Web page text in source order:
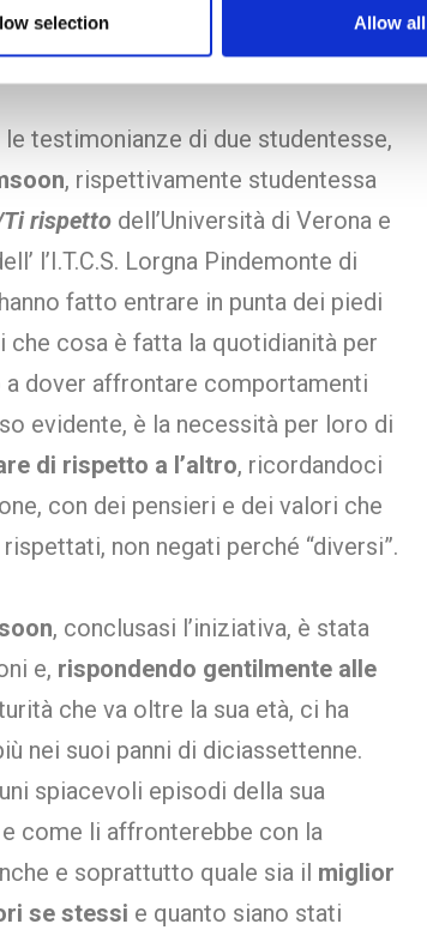
selection Allow all
costituzionali, tra cui il
vostra azione quotidiana».
testimonianze di due studentesse,
, rispettivamente studentessa
rispetto dell’Università di Verona e
l’I.T.C.S. Lorgna Pindemonte di
fatto entrare in punta dei piedi
cosa è fatta la quotidianità per
dover affrontare comportamenti
evidente, è la necessità per loro di
di rispetto a l’altro, ricordandoci
con dei pensieri e dei valori che
non negati perché “diversi”.
, conclusasi l’iniziativa, è stata
e, rispondendo gentilmente alle
che va oltre la sua età, ci ha
nei suoi panni di diciassettenne.
spiacevoli episodi della sua
come li affronterebbe con la
e soprattutto quale sia il miglior
se stessi e quanto siano stati